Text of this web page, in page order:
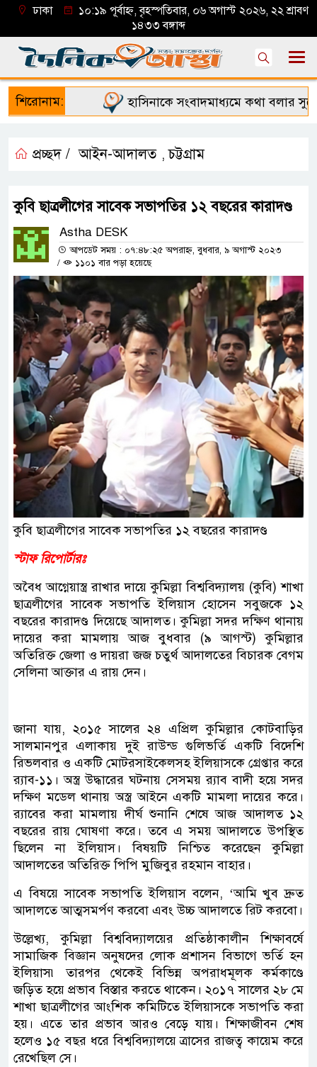
ঢাকা
১০:১৯ পূর্বাহ্ন, বৃহস্পতিবার, ০৬ অগাস্ট ২০২৬, ২২ শ্রাবণ
১৪৩৩ বঙ্গাব্দ
শিরোনাম: হাসিনাকে সংবাদমাধ্যমে কথা বলার সুযোগ
প্রচ্ছদ / আইন-আদালত ,চট্টগ্রাম
কুবি ছাত্রলীগের সাবেক সভাপতির ১২ বছরের কারাদণ্ড
Astha DESK
আপডেট সময় : ০৭:৪৮:২৫ অপরাহ্ন, বুধবার, ৯ অগাস্ট ২০২৩
/
১১০১ বার পড়া হয়েছে
কুবি ছাত্রলীগের সাবেক সভাপতির ১২ বছরের কারাদণ্ড
স্টাফ রিপোর্টারঃ
অবৈধ আগ্নেয়াস্ত্র রাখার দায়ে কুমিল্লা বিশ্ববিদ্যালয় (কুবি) শাখা
ছাত্রলীগের সাবেক সভাপতি ইলিয়াস হোসেন সবুজকে ১২
বছরের কারাদণ্ড দিয়েছে আদালত। কুমিল্লা সদর দক্ষিণ থানায়
দায়ের করা মামলায় আজ বুধবার (৯ আগস্ট) কুমিল্লার
অতিরিক্ত জেলা ও দায়রা জজ চতুর্থ আদালতের বিচারক বেগম
সেলিনা আক্তার এ রায় দেন।
জানা যায়, ২০১৫ সালের ২৪ এপ্রিল কুমিল্লার কোটবাড়ির
সালমানপুর এলাকায় দুই রাউন্ড গুলিভর্তি একটি বিদেশি
রিভলবার ও একটি মোটরসাইকেলসহ ইলিয়াসকে গ্রেপ্তার করে
র‍্যাব-১১। অস্ত্র উদ্ধারের ঘটনায় সেসময় র‍্যাব বাদী হয়ে সদর
দক্ষিণ মডেল থানায় অস্ত্র আইনে একটি মামলা দায়ের করে।
র‍্যাবের করা মামলায় দীর্ঘ শুনানি শেষে আজ আদালত ১২
বছরের রায় ঘোষণা করে। তবে এ সময় আদালতে উপস্থিত
ছিলেন না ইলিয়াস। বিষয়টি নিশ্চিত করেছেন কুমিল্লা
আদালতের অতিরিক্ত পিপি মুজিবুর রহমান বাহার।
এ বিষয়ে সাবেক সভাপতি ইলিয়াস বলেন, ‘আমি খুব দ্রুত
আদালতে আত্মসমর্পণ করবো এবং উচ্চ আদালতে রিট করবো।
উল্লেখ্য, কুমিল্লা বিশ্ববিদ্যালয়ের প্রতিষ্ঠাকালীন শিক্ষাবর্ষে
সামাজিক বিজ্ঞান অনুষদের লোক প্রশাসন বিভাগে ভর্তি হন
ইলিয়াস৷ তারপর থেকেই বিভিন্ন অপরাধমূলক কর্মকাণ্ডে
জড়িত হয়ে প্রভাব বিস্তার করতে থাকেন। ২০১৭ সালের ২৮ মে
শাখা ছাত্রলীগের আংশিক কমিটিতে ইলিয়াসকে সভাপতি করা
হয়। এতে তার প্রভাব আরও বেড়ে যায়। শিক্ষাজীবন শেষ
হলেও ১৫ বছর ধরে বিশ্ববিদ্যালয়ে ত্রাসের রাজত্ব কায়েম করে
রেখেছিল সে।